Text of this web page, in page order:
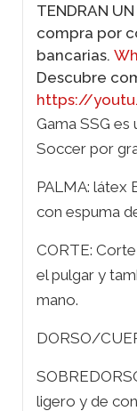
TENDRAN
compra por
bancarias.
Descubre
https://
Gama SSG es
Soccer por
PALMA: látex
con espuma
CORTE:
el pulgar y
mano.
DORSO/
ligero y de